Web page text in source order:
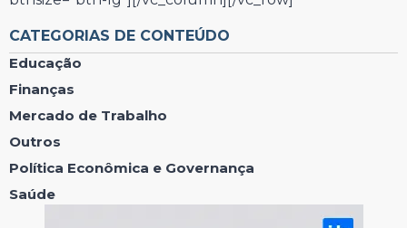
CATEGORIAS DE CONTEÚDO
Educação
Finanças
Mercado de Trabalho
Outros
Política Econômica e Governança
Saúde